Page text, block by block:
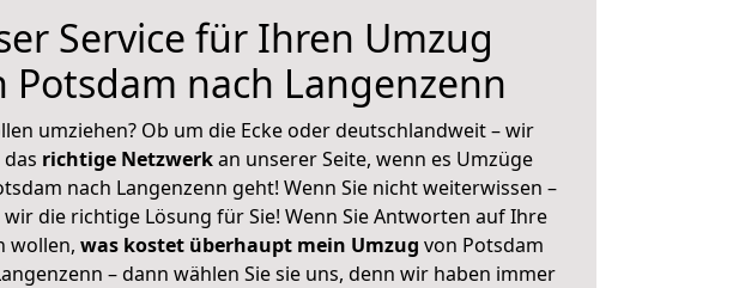
Service für Ihren Umzug
Potsdam nach Langenzenn
umziehen? Ob um die Ecke oder deutschlandweit – wir
richtige Netzwerkan unserer Seite, wenn es Umzüge
nach Langenzenn geht! Wenn Sie nicht weiterwissen –
wir die richtige Lösung für Sie! Wenn Sie Antworten auf Ihre
wollen, was kostet überhaupt mein Umzug von Potsdam
– dann wählen Sie sie uns, denn wir haben immer